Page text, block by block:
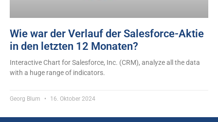
Wie war der Verlauf der Salesforce-Aktie
in den letzten 12 Monaten?
Interactive Chart for Salesforce, Inc. (CRM), analyze all the data
with a huge range of indicators.
Georg Blum 16. Oktober 2024